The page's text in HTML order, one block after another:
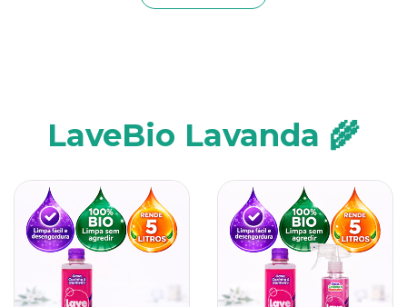
LaveBio Lavanda 🌾